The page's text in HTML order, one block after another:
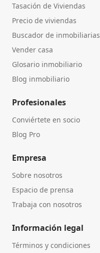
Tasación de Viviendas
Precio de viviendas
Buscador de inmobiliarias
Vender casa
Glosario inmobiliario
Blog inmobiliario
Profesionales
Conviértete en socio
Blog Pro
Empresa
Sobre nosotros
Espacio de prensa
Trabaja con nosotros
Información legal
Términos y condiciones